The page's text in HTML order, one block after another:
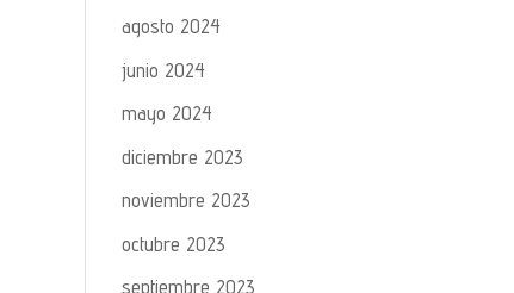
agosto 2024
junio 2024
mayo 2024
diciembre 2023
noviembre 2023
octubre 2023
septiembre 2023